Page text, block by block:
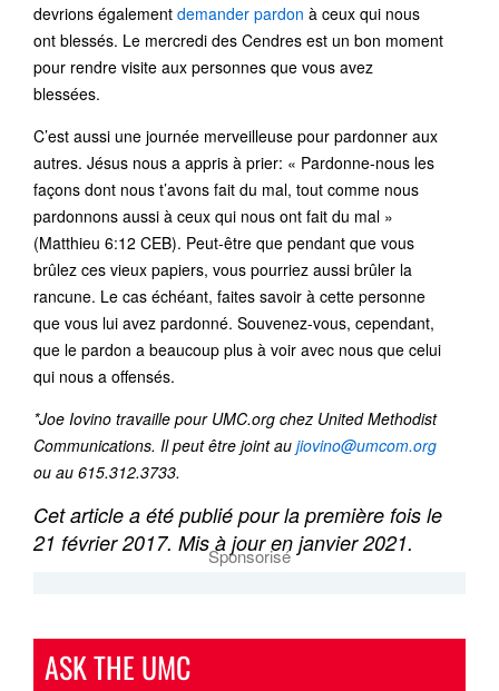
devrions également demander pardon à ceux qui nous
ont blessés. Le mercredi des Cendres est un bon moment
pour rendre visite aux personnes que vous avez
blessées.
C’est aussi une journée merveilleuse pour pardonner aux
autres. Jésus nous a appris à prier: « Pardonne-nous les
façons dont nous t’avons fait du mal, tout comme nous
pardonnons aussi à ceux qui nous ont fait du mal »
(Matthieu 6:12 CEB). Peut-être que pendant que vous
brûlez ces vieux papiers, vous pourriez aussi brûler la
rancune. Le cas échéant, faites savoir à cette personne
que vous lui avez pardonné. Souvenez-vous, cependant,
que le pardon a beaucoup plus à voir avec nous que celui
qui nous a offensés.
*Joe Iovino travaille pour UMC.org chez United Methodist
Communications. Il peut être joint au jiovino@umcom.org
ou au 615.312.3733.
Cet article a été publié pour la première fois le
21 février 2017. Mis à jour en janvier 2021.
Sponsorisé
ASK THE UMC